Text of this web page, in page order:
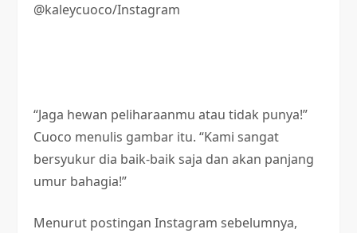
@kaleycuoco/Instagram
“Jaga hewan peliharaanmu atau tidak punya!”
Cuoco menulis gambar itu. “Kami sangat
bersyukur dia baik-baik saja dan akan panjang
umur bahagia!”
Menurut postingan Instagram sebelumnya,